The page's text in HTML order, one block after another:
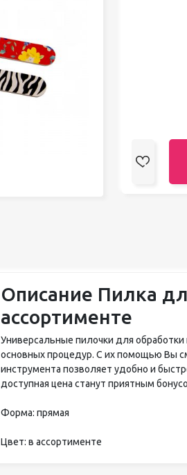
Средства для
щелочного педикюра
Описание Пилка
ассортименте
Универсальные пилочки для
основных процедур. С их помощью Вы
инструмента позволяет удобно и
доступная цена станут приятным
Форма: прямая
Цвет: в ассортименте